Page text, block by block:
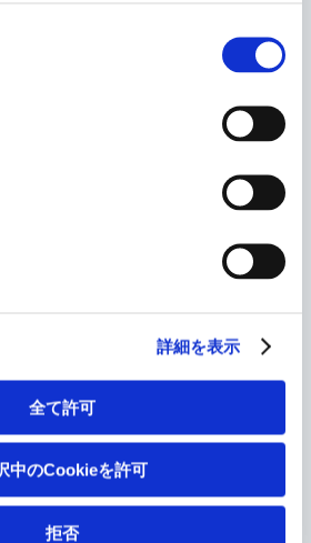
詳細を表示
全て許可
中のCookieを許可
拒否
複合体の殺ダニ活
非散布葉面に寄生したナミハダニの
幼虫・若虫死虫率（％）
度
）
葉表・葉
裏寄生
葉裏散布・葉